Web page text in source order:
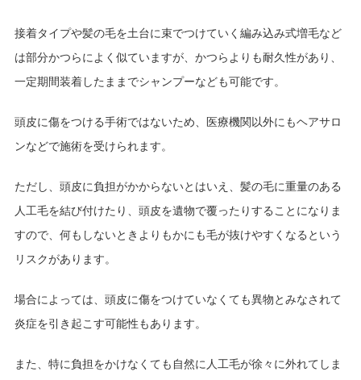
接着タイプや髪の毛を土台に束でつけていく編み込み式増毛など
は部分かつらによく似ていますが、かつらよりも耐久性があり、
一定期間装着したままでシャンプーなども可能です。
頭皮に傷をつける手術ではないため、医療機関以外にもヘアサロ
ンなどで施術を受けられます。
ただし、頭皮に負担がかからないとはいえ、髪の毛に重量のある
人工毛を結び付けたり、頭皮を遺物で覆ったりすることになりま
すので、何もしないときよりもかにも毛が抜けやすくなるという
リスクがあります。
場合によっては、頭皮に傷をつけていなくても異物とみなされて
炎症を引き起こす可能性もあります。
また、特に負担をかけなくても自然に人工毛が徐々に外れてしま